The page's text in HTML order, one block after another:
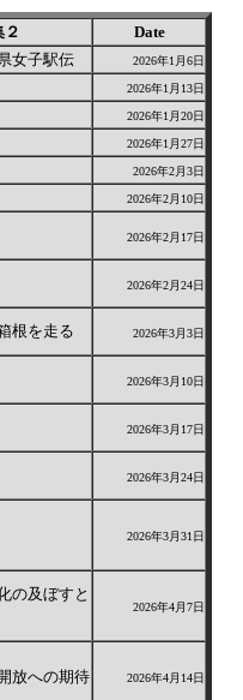
２
Date
女子駅伝 2026年1月6日
2026年1月13日
2026年1月20日
2026年1月27日
2026年2月3日
2026年2月10日
2026年2月17日
2026年2月24日
根を走る 2026年3月3日
2026年3月10日
2026年3月17日
2026年3月24日
2026年3月31日
の及ぼすと
2026年4月7日
放への期待 2026年4月14日